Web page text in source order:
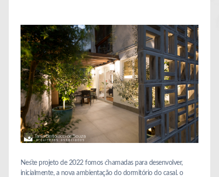
Neste projeto de 2022 fomos chamadas para desenvolver,
inicialmente, a nova ambientação do dormitório do casal. o